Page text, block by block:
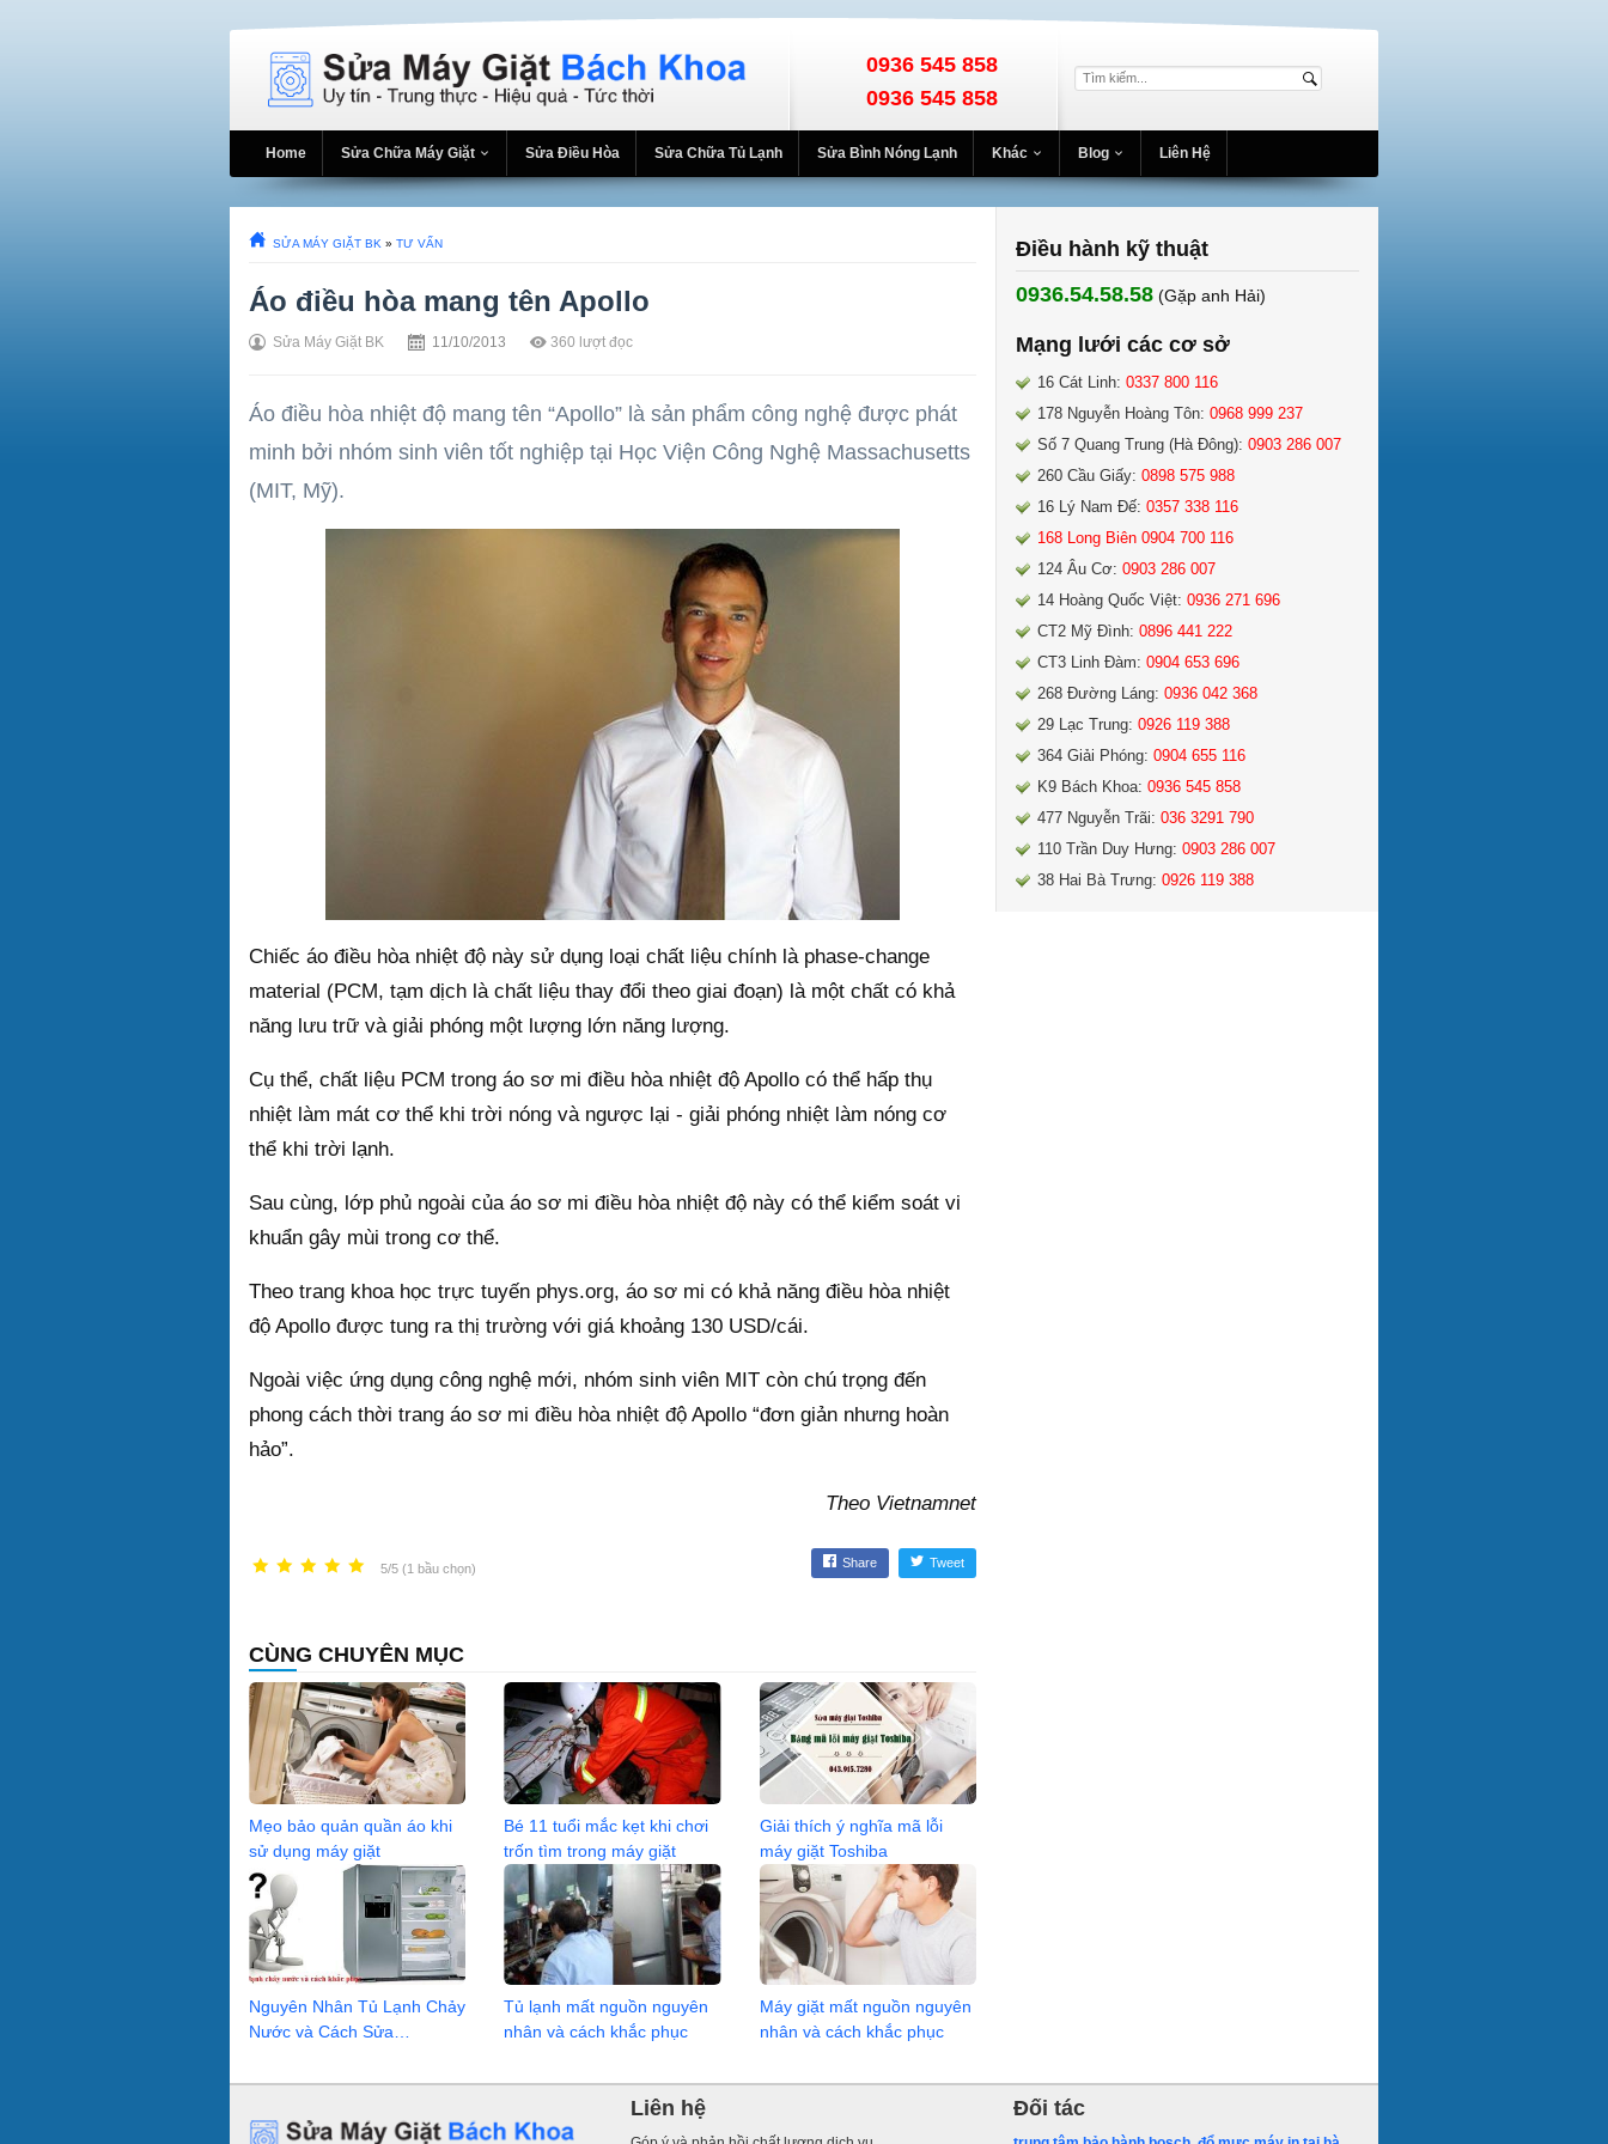
0936 545 858
0936 545 858
Home Sửa Chữa Máy Giặt Sửa Điều Hòa Sửa Chữa Tủ Lạnh Sửa Bình Nóng Lạnh Khác Blog Liên Hệ
SỬA MÁY GIẶT BK » TƯ VẤN
Áo điều hòa mang tên Apollo
Sửa Máy Giặt BK 11/10/2013 360 lượt đọc
Áo điều hòa nhiệt độ mang tên “Apollo” là sản phẩm công nghệ được phát
minh bởi nhóm sinh viên tốt nghiệp tại Học Viện Công Nghệ Massachusetts
(MIT, Mỹ).
Chiếc áo điều hòa nhiệt độ này sử dụng loại chất liệu chính là phase-change
material (PCM, tạm dịch là chất liệu thay đổi theo giai đoạn) là một chất có khả
năng lưu trữ và giải phóng một lượng lớn năng lượng.
Cụ thể, chất liệu PCM trong áo sơ mi điều hòa nhiệt độ Apollo có thể hấp thụ
nhiệt làm mát cơ thể khi trời nóng và ngược lại - giải phóng nhiệt làm nóng cơ
thể khi trời lạnh.
Sau cùng, lớp phủ ngoài của áo sơ mi điều hòa nhiệt độ này có thể kiểm soát vi
khuẩn gây mùi trong cơ thể.
Theo trang khoa học trực tuyến phys.org, áo sơ mi có khả năng điều hòa nhiệt
độ Apollo được tung ra thị trường với giá khoảng 130 USD/cái.
Ngoài việc ứng dụng công nghệ mới, nhóm sinh viên MIT còn chú trọng đến
phong cách thời trang áo sơ mi điều hòa nhiệt độ Apollo “đơn giản nhưng hoàn
hảo”.
Theo Vietnamnet
5/5 (1 bầu chọn) Share Tweet
CÙNG CHUYÊN MỤC
Mẹo bảo quản quần áo khi
sử dụng máy giặt
Bé 11 tuổi mắc kẹt khi chơi
trốn tìm trong máy giặt
Giải thích ý nghĩa mã lỗi
máy giặt Toshiba
Nguyên Nhân Tủ Lạnh Chảy
Nước và Cách Sửa
Tủ lạnh mất nguồn nguyên
nhân và cách khắc phục
Máy giặt mất nguồn nguyên
nhân và cách khắc phục
Điều hành kỹ thuật
0936.54.58.58(Gặp anh Hải) ​
Mạng lưới các cơ sở
16 Cát Linh: 0337 800 116
178 Nguyễn Hoàng Tôn: 0968 999 237
Số 7 Quang Trung (Hà Đông): 0903 286 007
260 Cầu Giấy: 0898 575 988
16 Lý Nam Đế: 0357 338 116
168 Long Biên 0904 700 116
124 Âu Cơ: 0903 286 007
14 Hoàng Quốc Việt: 0936 271 696
CT2 Mỹ Đình: 0896 441 222
CT3 Linh Đàm: 0904 653 696
268 Đường Láng: 0936 042 368
29 Lạc Trung: 0926 119 388
364 Giải Phóng: 0904 655 116
K9 Bách Khoa: 0936 545 858
477 Nguyễn Trãi: 036 3291 790
110 Trần Duy Hưng: 0903 286 007
38 Hai Bà Trưng: 0926 119 388
Liên hệ Đối tác